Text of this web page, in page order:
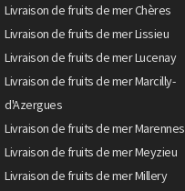
Livraison de fruits de mer Chères
Livraison de fruits de mer Lissieu
Livraison de fruits de mer Lucenay
Livraison de fruits de mer Marcilly-
d'Azergues
Livraison de fruits de mer Marennes
Livraison de fruits de mer Meyzieu
Livraison de fruits de mer Millery